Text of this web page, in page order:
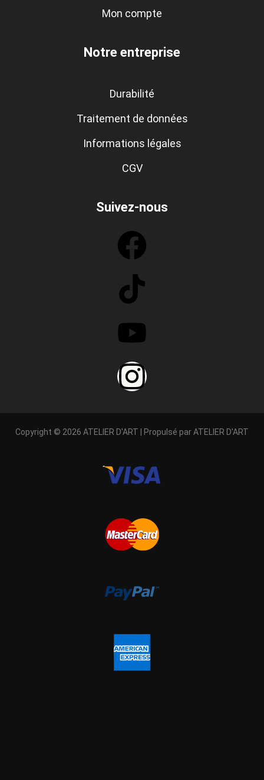
Mon compte
Notre entreprise
Durabilité
Traitement de données
Informations légales
CGV
Suivez-nous
Copyright © 2026 ATELIER D'ART | Propulsé par ATELIER D'ART